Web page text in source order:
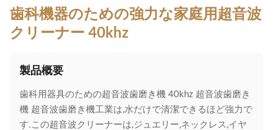
歯科機器のための強力な家庭用超音波
クリーナー 40khz
製品概要
歯科用器具のための超音波歯磨き機 40khz 超音波歯磨き
機 超音波歯磨き機工業は,水だけで清潔できるほど強力で
す.この超音波クリーナーは,ジュエリー,ネックレス,イヤ